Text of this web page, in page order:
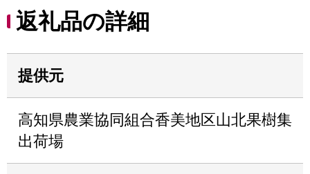
返礼品の詳細
提供元
高知県農業協同組合香美地区山北果樹集
出荷場